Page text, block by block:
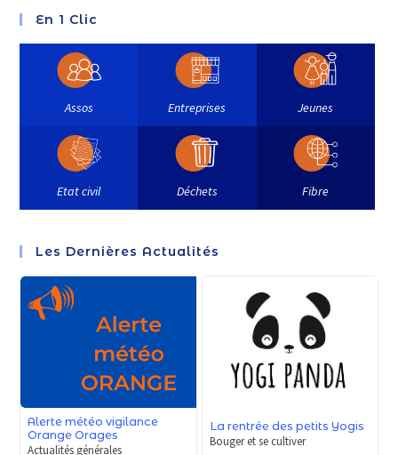
En 1 Clic
Assos Entreprises Jeunes
Etat civil Déchets Fibre
Les Dernières Actualités
Alerte météo vigilance
Orange Orages
Actualités générales
La rentrée des petits Yogis
Bouger et se cultiver